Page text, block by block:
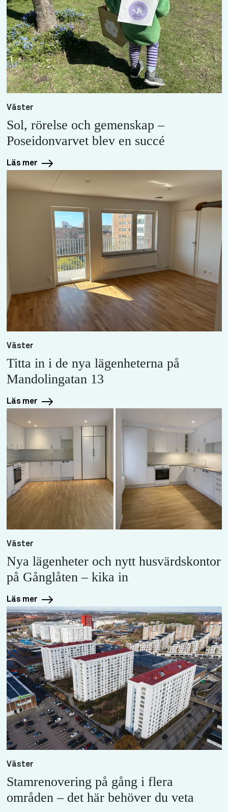
Väster
Sol, rörelse och gemenskap –
Poseidonvarvet blev en succé
Läs mer
Väster
Titta in i de nya lägenheterna på
Mandolingatan 13
Läs mer
Väster
Nya lägenheter och nytt husvärdskontor
på Gånglåten – kika in
Läs mer
Väster
Stamrenovering på gång i flera
områden – det här behöver du veta